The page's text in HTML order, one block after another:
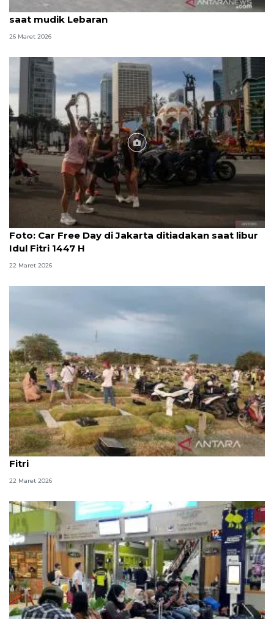
Pemprov DKI bantah ada kendaraan dinas dipakai
saat mudik Lebaran
26 Maret 2026
Foto: Car Free Day di Jakarta ditiadakan saat libur
Idul Fitri 1447 H
22 Maret 2026
DKI kemarin, banjir hingga ziarah ke TPU saat Idul
Fitri
22 Maret 2026